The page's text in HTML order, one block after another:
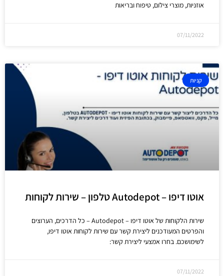
אוזניות, מוצרי צילום, טיפוח ובריאות
07/11/2022
קניות
אוטו דיפו – Autodepot טלפון – שירות לקוחות
שירות הלקוחות של אוטו דיפו – Autodepot – כל הדרכים, הערוצים
והפרטים המעודכנים ליצירת קשר עם שירות לקוחות אוטו דיפו,
לשימושכם. בחרו אמצעי ליצירת קשר:
07/11/2022